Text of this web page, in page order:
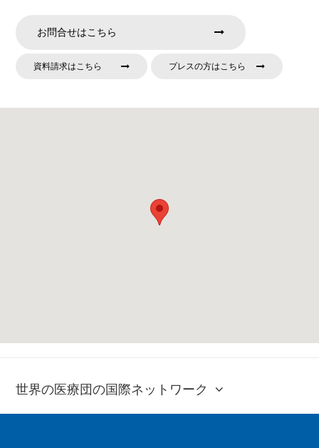
お問合せはこちら
資料請求はこちら プレスの方はこちら
世界の医療団の国際ネットワーク